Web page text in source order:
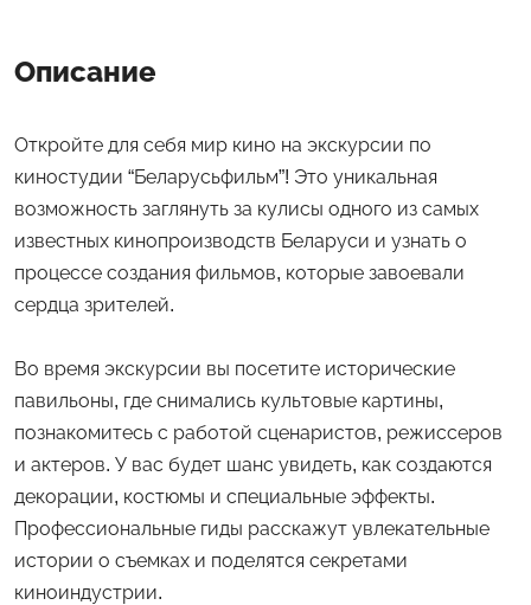
Описание
Откройте для себя мир кино на экскурсии по
киностудии “Беларусьфильм”! Это уникальная
возможность заглянуть за кулисы одного из самых
известных кинопроизводств Беларуси и узнать о
процессе создания фильмов, которые завоевали
сердца зрителей.
Во время экскурсии вы посетите исторические
павильоны, где снимались культовые картины,
познакомитесь с работой сценаристов, режиссеров
и актеров. У вас будет шанс увидеть, как создаются
декорации, костюмы и специальные эффекты.
Профессиональные гиды расскажут увлекательные
истории о съемках и поделятся секретами
киноиндустрии.